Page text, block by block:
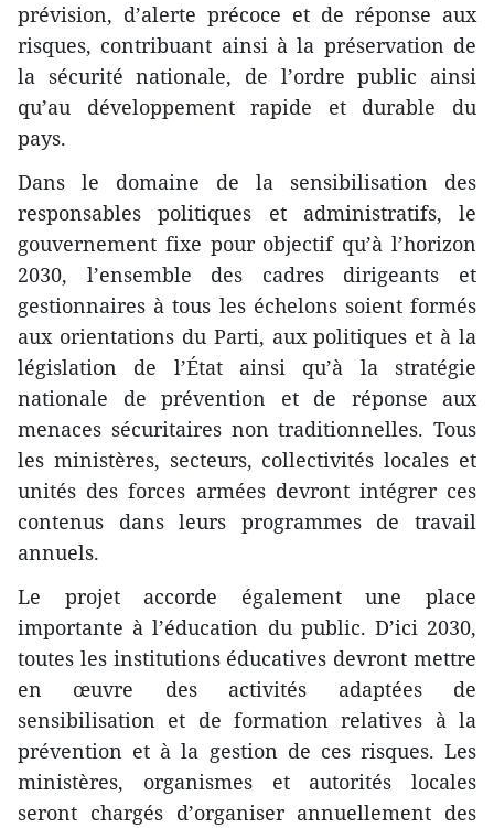
prévision, d’alerte précoce et de réponse aux
risques, contribuant ainsi à la préservation de
la sécurité nationale, de l’ordre public ainsi
qu’au développement rapide et durable du
pays.
Dans le domaine de la sensibilisation des
responsables politiques et administratifs, le
gouvernement fixe pour objectif qu’à l’horizon
2030, l’ensemble des cadres dirigeants et
gestionnaires à tous les échelons soient formés
aux orientations du Parti, aux politiques et à la
législation de l’État ainsi qu’à la stratégie
nationale de prévention et de réponse aux
menaces sécuritaires non traditionnelles. Tous
les ministères, secteurs, collectivités locales et
unités des forces armées devront intégrer ces
contenus dans leurs programmes de travail
annuels.
Le projet accorde également une place
importante à l’éducation du public. D’ici 2030,
toutes les institutions éducatives devront mettre
en œuvre des activités adaptées de
sensibilisation et de formation relatives à la
prévention et à la gestion de ces risques. Les
ministères, organismes et autorités locales
seront chargés d’organiser annuellement des